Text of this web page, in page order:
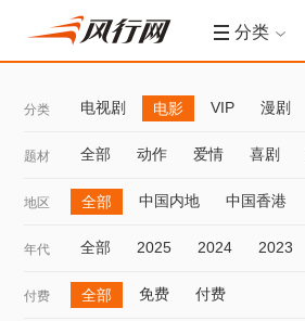
分类
分类 电视剧 电影 VIP 漫剧
题材 全部 动作 爱情 喜剧
地区 全部 中国内地 中国香港
年代 全部 2025 2024 2023
付费 全部 免费 付费